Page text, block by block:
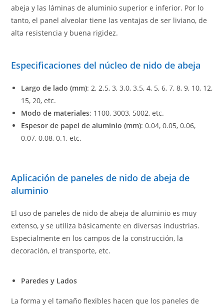
abeja y las láminas de aluminio superior e inferior. Por lo
tanto, el panel alveolar tiene las ventajas de ser liviano, de
alta resistencia y buena rigidez.
Especificaciones del núcleo de nido de abeja
Largo de lado (mm): 2, 2.5, 3, 3.0, 3.5, 4, 5, 6, 7, 8, 9, 10, 12,
15, 20, etc.
Modo de materiales: 1100, 3003, 5002, etc.
Espesor de papel de aluminio (mm): 0.04, 0.05, 0.06,
0.07, 0.08, 0.1, etc.
Aplicación de paneles de nido de abeja de
aluminio
El uso de paneles de nido de abeja de aluminio es muy
extenso, y se utiliza básicamente en diversas industrias.
Especialmente en los campos de la construcción, la
decoración, el transporte, etc.
Paredes y Lados
La forma y el tamaño flexibles hacen que los paneles de